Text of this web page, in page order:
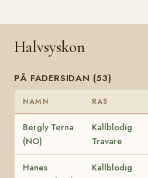
Halvsyskon
PÅ FADERSIDAN (53)
NAMN RAS
Bergly Terna
(NO)
Kallblodig
Travare
Hanes
Kallblodig